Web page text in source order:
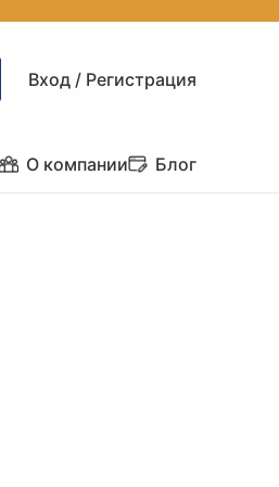
Вход / Регистрация
О компании Блог